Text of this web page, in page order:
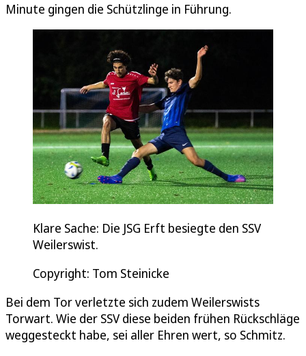
Minute gingen die Schützlinge in Führung.
Klare Sache: Die JSG Erft besiegte den SSV
Weilerswist.
Copyright: Tom Steinicke
Bei dem Tor verletzte sich zudem Weilerswists
Torwart. Wie der SSV diese beiden frühen Rückschläge
weggesteckt habe, sei aller Ehren wert, so Schmitz.